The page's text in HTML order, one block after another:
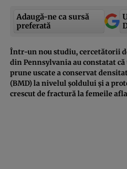
Adaugă-ne ca sursă
preferată
Într-un nou studiu, cercetătorii
din Pennsylvania au constatat
prune uscate a conservat
(BMD) la nivelul șoldului și a
crescut de fractură la femeile